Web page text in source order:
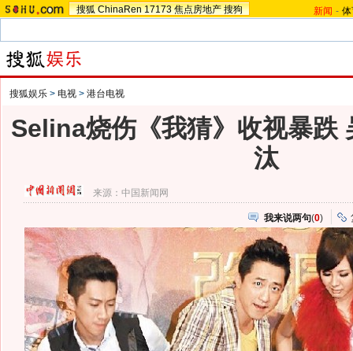
搜狐 ChinaRen 17173 焦点房地产 搜狗 新闻 -
搜狐娱乐 > 电视 > 港台电视
Selina烧伤《我猜》收视暴跌
汰
来源： 中国新闻网
我来说两句(0)